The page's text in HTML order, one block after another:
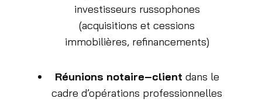
investisseurs russophones
(acquisitions et cessions
immobilières, refinancements)
Réunions notaire–client dans le
cadre d’opérations professionnelles